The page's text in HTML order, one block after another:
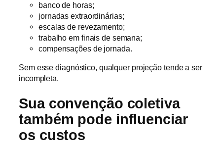
banco de horas;
jornadas extraordinárias;
escalas de revezamento;
trabalho em finais de semana;
compensações de jornada.
Sem esse diagnóstico, qualquer projeção tende a ser
incompleta.
Sua convenção coletiva
também pode influenciar
os custos